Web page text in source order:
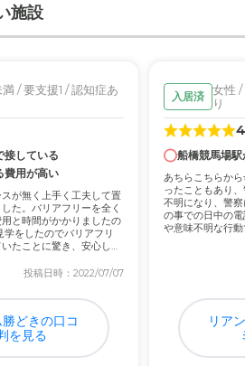
スについて
アクセスについて
場所からも近く交通アクセスは良いし、
て
る施設だろうから、出来れば大きな負
。
施設
/ 要支援1 / 認知症あ
接している
費用が高い
が無く上手く工夫して置
た。バリアフリーを全く
と時間がかかりましたの
をしたのでバリアフリ
たことに驚き、安心しま
投稿日時：2022/07/07
どきの口コ
を見る
入居済
女性 /
り
船橋競馬場
あちらこちらか
ったこともあり
不明になり、警
の事での日中の
や意味不明な行
リア